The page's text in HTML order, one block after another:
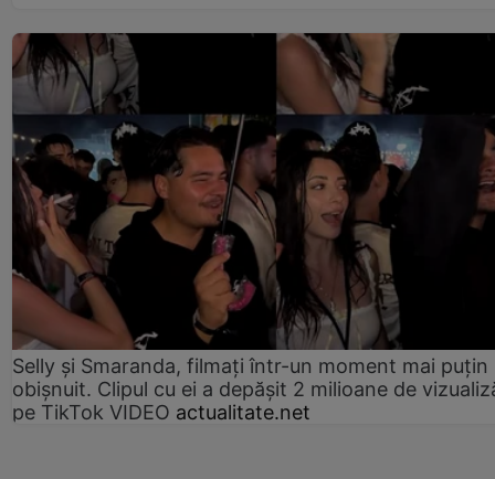
Selly și Smaranda, filmați într-un moment mai puțin
obișnuit. Clipul cu ei a depășit 2 milioane de
pe TikTok VIDEO actualitate.net